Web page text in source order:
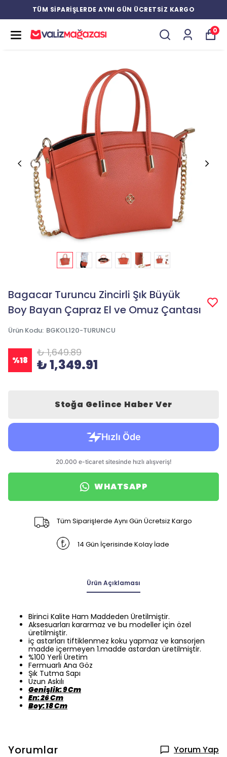
YENİ ÜRÜNLERDE ÖZEL İNDİRİMLER
0
Bagacar Turuncu Zincirli Şık Büyük
Boy Bayan Çapraz El ve Omuz Çantası
Ürün Kodu: BGKOL120-TURUNCU
%18
₺ 1,649.89
₺ 1,349.91
Stoğa Gelince Haber Ver
WHATSAPP
Tüm Siparişlerde Aynı Gün Ücretsiz Kargo
14 Gün İçerisinde Kolay İade
Ürün Açıklaması
Birinci Kalite Ham Maddeden Üretilmiştir.
Aksesuarları kararmaz ve bu modeller için özel
üretilmiştir.
iç astarları tiftiklenmez koku yapmaz ve kansorjen
madde içermeyen 1.madde astardan üretilmiştir.
%100 Yerli Üretim
Fermuarlı Ana Göz
Şık Tutma Sapı
Uzun Askılı
Genişlik: 9 Cm
En: 26 Cm
Boy: 18 Cm
Yorumlar Yorum Yap